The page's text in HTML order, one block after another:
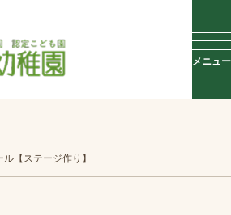
メニュー
ル【ステージ作り】